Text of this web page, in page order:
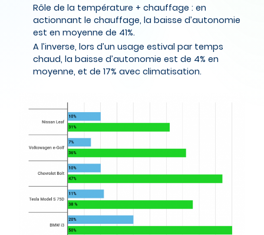
Rôle de la température + chauffage : en
actionnant le chauffage, la baisse d’autonomie
est en moyenne de 41%.
A l’inverse, lors d’un usage estival par temps
chaud, la baisse d’autonomie est de 4% en
moyenne, et de 17% avec climatisation.